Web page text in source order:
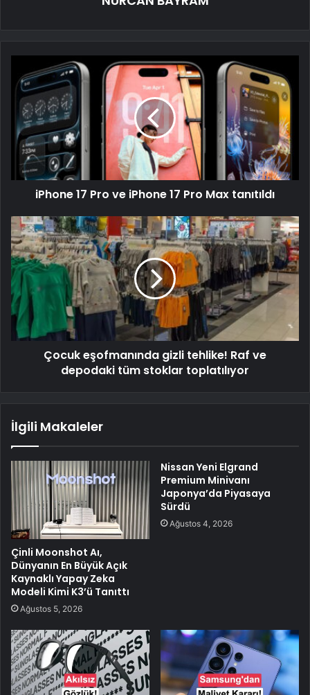
iPhone 17 Pro ve iPhone 17 Pro Max tanıtıldı
Çocuk eşofmanında gizli tehlike! Raf ve
depodaki tüm stoklar toplatılıyor
İlgili Makaleler
Çinli Moonshot Aı,
Dünyanın En Büyük Açık
Kaynaklı Yapay Zeka
Modeli Kimi K3’ü Tanıttı
Ağustos 5, 2026
Nissan Yeni Elgrand
Premium Minivanı
Japonya’da Piyasaya
Sürdü
Ağustos 4, 2026